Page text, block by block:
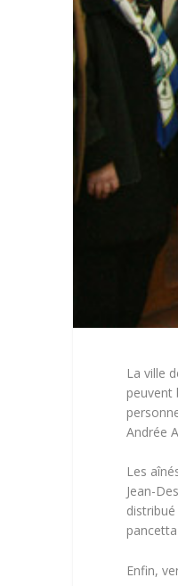
La ville
peuvent
Andrée
Les
Jean-
Enfin,